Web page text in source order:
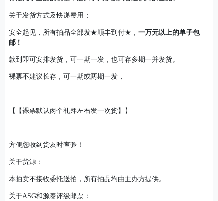
关于发货方式及快递费用：
安全起见，所有拍品全部发★顺丰到付★， 一万元以上的单子包
邮！
款到即可安排发货，可一期一发，也可存多期一并发货。
裸票不建议长存，可一期或两期一发，
【【裸票默认两个礼拜左右发一次货】】
方便您收到货及时查验！
关于货源：
本拍卖不接收委托送拍，所有拍品均由主办方提供。
关于ASG和源泰评级邮票：